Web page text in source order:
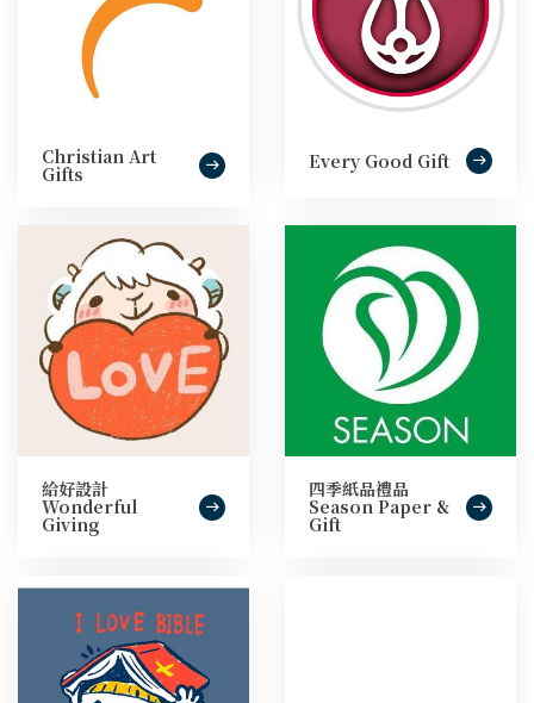
Christian Art
Gifts
Every Good Gift
給好設計
Wonderful
Giving
四季紙品禮品
Season Paper &
Gift